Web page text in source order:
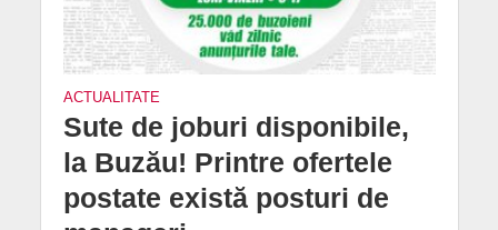
ACTUALITATE
Sute de joburi disponibile,
la Buzău! Printre ofertele
postate există posturi de